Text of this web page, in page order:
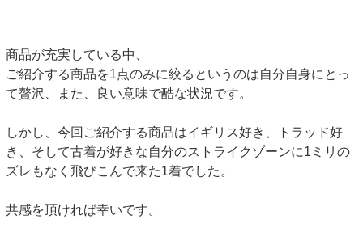
商品が充実している中、
ご紹介する商品を1点のみに絞るというのは自分自身にとっ
て贅沢、また、良い意味で酷な状況です。
しかし、今回ご紹介する商品はイギリス好き、トラッド好
き、そして古着が好きな自分のストライクゾーンに1ミリの
ズレもなく飛びこんで来た1着でした。
共感を頂ければ幸いです。